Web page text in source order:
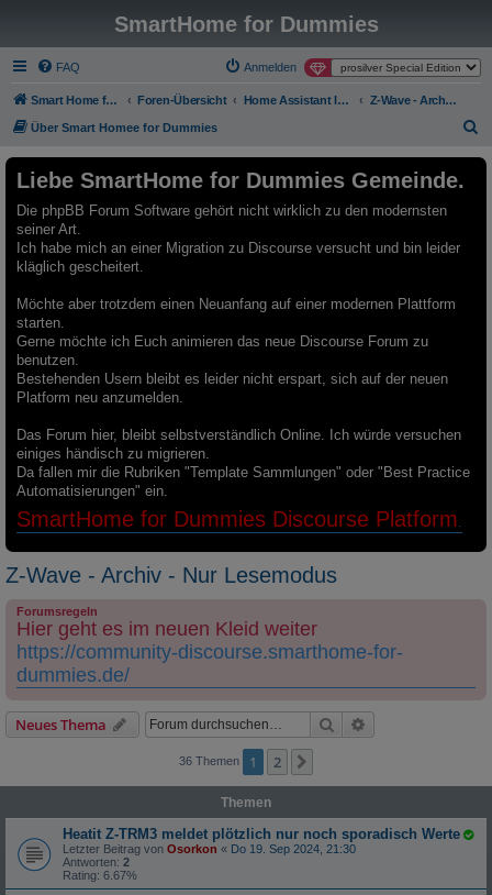
SmartHome for Dummies
FAQ Anmelden
Smart Home for Dummies Foren-Übersicht Home Assistant Integrationen - Archiv - Nur Lesemodus Z-Wave - Archiv - Nur Lesemodus
Über Smart Homee for Dummies
Liebe SmartHome for Dummies Gemeinde.
Die phpBB Forum Software gehört nicht wirklich zu den modernsten
seiner Art.
Ich habe mich an einer Migration zu Discourse versucht und bin leider
kläglich gescheitert.
Möchte aber trotzdem einen Neuanfang auf einer modernen Plattform
starten.
Gerne möchte ich Euch animieren das neue Discourse Forum zu
benutzen.
Bestehenden Usern bleibt es leider nicht erspart, sich auf der neuen
Platform neu anzumelden.
Das Forum hier, bleibt selbstverständlich Online. Ich würde versuchen
einiges händisch zu migrieren.
Da fallen mir die Rubriken "Template Sammlungen" oder "Best Practice
Automatisierungen" ein.
SmartHome for Dummies Discourse Platform.
Z-Wave - Archiv - Nur Lesemodus
Forumsregeln
Hier geht es im neuen Kleid weiter
https://community-discourse.smarthome-for-
dummies.de/
Neues Thema Suche
36 Themen 1 2
Themen
Heatit Z-TRM3 meldet plötzlich nur noch sporadisch Werte
Letzter Beitrag von Osorkon « Do 19. Sep 2024, 21:30
Antworten: 2
Rating: 6.67%